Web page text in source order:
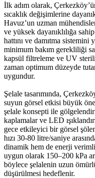
İlk adım olarak,
sıcaklık değişimlerine
Havuz’un uzman
ve yüksek dayanıklılığa
hattını ve damıtma sistemini
minimum bakım gerekliliği
kapsül filtreleme ve UV
zaman optimum düzeyde
uygundur.
Şelale tasarımında,
suyun görsel etkisi büyük
şelale konsepti ile
kaplamalar ve LED
gece etkileyici bir görsel
hızı 30-80 litre/saniye
dinamik hem de enerji
uygun olarak 150–200 kPa
böylece şelalenin uzun
düşürülmesi hedeflenir.